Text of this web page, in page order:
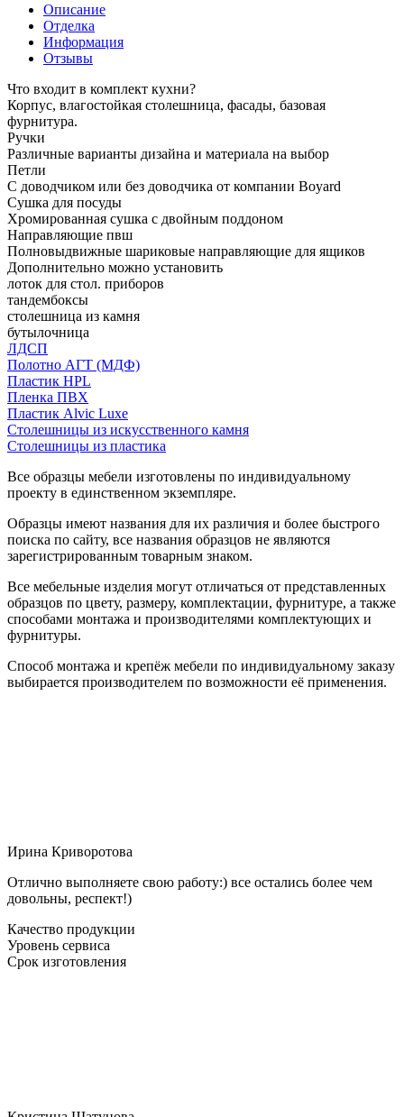
Описание
Отделка
Информация
Отзывы
Что входит в комплект кухни?
Корпус, влагостойкая столешница, фасады, базовая
фурнитура.
Ручки
Различные варианты дизайна и материала на выбор
Петли
С доводчиком или без доводчика от компании Boyard
Сушка для посуды
Хромированная сушка с двойным поддоном
Направляющие пвш
Полновыдвижные шариковые направляющие для ящиков
Дополнительно можно установить
лоток для стол. приборов
тандембоксы
столешница из камня
бутылочница
ЛДСП
Полотно АГТ (МДФ)
Пластик HPL
Пленка ПВХ
Пластик Alvic Luxe
Столешницы из искусственного камня
Столешницы из пластика
Все образцы мебели изготовлены по индивидуальному
проекту в единственном экземпляре.
Образцы имеют названия для их различия и более быстрого
поиска по сайту, все названия образцов не являются
зарегистрированным товарным знаком.
Все мебельные изделия могут отличаться от представленных
образцов по цвету, размеру, комплектации, фурнитуре, а также
способами монтажа и производителями комплектующих и
фурнитуры.
Способ монтажа и крепёж мебели по индивидуальному заказу
выбирается производителем по возможности её применения.
Ирина Криворотова
Отлично выполняете свою работу:) все остались более чем
довольны, респект!)
Качество продукции
Уровень сервиса
Срок изготовления